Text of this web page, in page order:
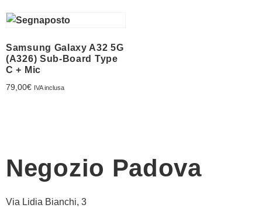
PADOVA
Samsung Galaxy A32 5G
(A326) Sub-Board Type
C + Mic
79,00€ IVA inclusa
Negozio Padova
Via Lidia Bianchi, 3